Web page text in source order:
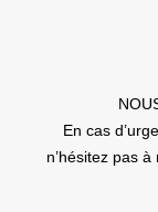
En cas
n’hésitez pas